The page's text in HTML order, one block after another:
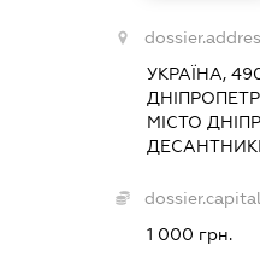
УКРАЇНА,
МІСТО
1 000 грн.